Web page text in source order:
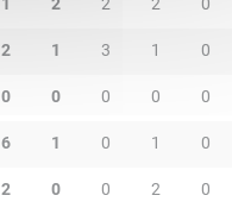
2 1 3 1 0
0 0 0 0 0
6 1 0 1 0
2 0 0 2 0